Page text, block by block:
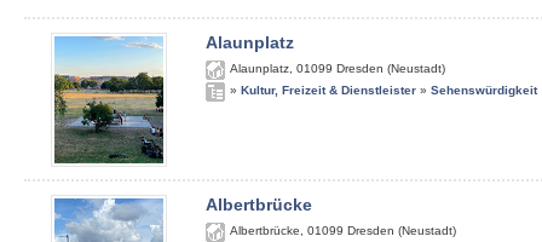
Alaunplatz
Alaunplatz 01099 Dresden (Neustadt)
» Kultur, Freizeit & Dienstleister » Sehenswürdigkeit
Albertbrücke
Albertbrücke 01099 Dresden (Neustadt)